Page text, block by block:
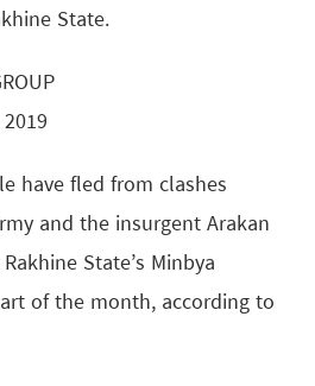
State.
have fled from clashes
and the insurgent Arakan
State’s Minbya
of the month, according to